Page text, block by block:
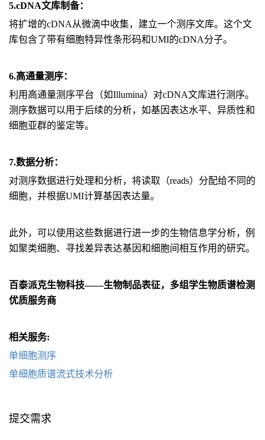
5.cDNA文库制备：
将扩增的cDNA从微滴中收集，建立一个测序文库。这个文
库包含了带有细胞特异性条形码和UMI的cDNA分子。
6.高通量测序：
利用高通量测序平台（如Illumina）对cDNA文库进行测序。
测序数据可以用于后续的分析，如基因表达水平、异质性和
细胞亚群的鉴定等。
7.数据分析：
对测序数据进行处理和分析，将读取（reads）分配给不同的
细胞，并根据UMI计算基因表达量。
此外，可以使用这些数据进行进一步的生物信息学分析，例
如聚类细胞、寻找差异表达基因和细胞间相互作用的研究。
百泰派克生物科技——生物制品表征，多组学生物质谱检测
优质服务商
相关服务:
单细胞测序
单细胞质谱流式技术分析
提交需求